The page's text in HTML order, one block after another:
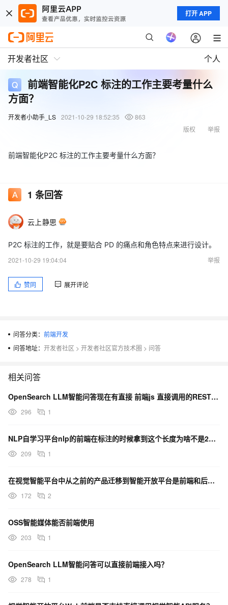
打开 APP
开发者社区 个人
前端智能化P2C 标注的工作主要考量什么
方面？
开发者小助手_LS 2021-10-29 18:52:35
863
举报
版权
前端智能化P2C 标注的工作主要考量什么方面？
1 条回答
云上静思
P2C 标注的工作，就是要贴合 PD 的痛点和角色特点来进行设计。
2021-10-29 19:04:04
举报
赞同 展开评论
问答分类： 前端开发
问答地址： 开发者社区 > 开发者社区官方技术圈 > 问答
相关问答
OpenSearch LLM智能问答现在有直接 前端js 直接调用的RESTful 文档或者例子么？
296 1
NLP自学习平台nlp的前端在标注的时候拿到这个长度为啥不是2呢？
209 1
在视觉智能平台中从之前的产品迁移到智能开放平台是前端和后端都要重新调试吗？
172 2
OSS智能媒体能否前端使用
203 1
OpenSearch LLM智能问答可以直接前端接入吗？
278 1